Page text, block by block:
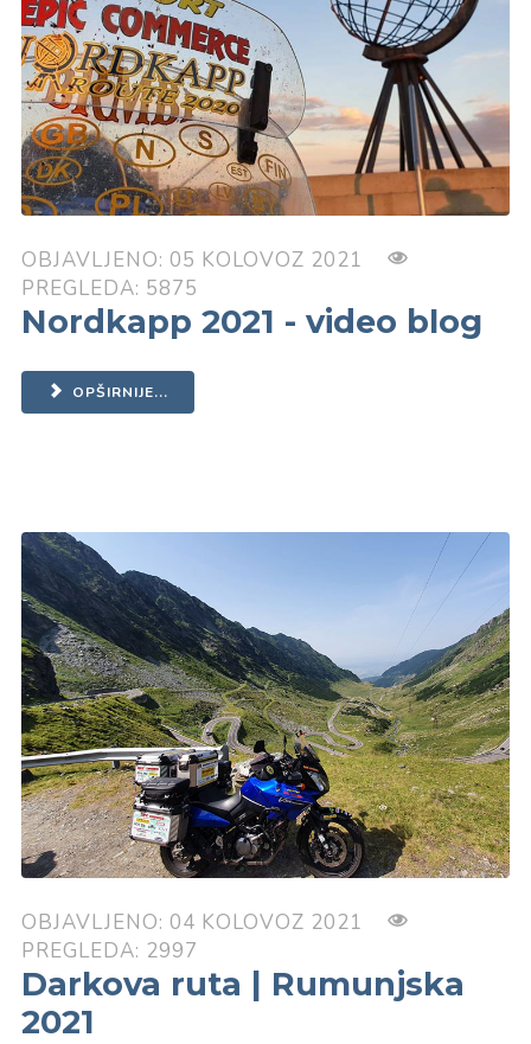
OBJAVLJENO: 05 KOLOVOZ 2021
PREGLEDA: 5875
Nordkapp 2021 - video blog
OPŠIRNIJE...
OBJAVLJENO: 04 KOLOVOZ 2021
PREGLEDA: 2997
Darkova ruta | Rumunjska
2021